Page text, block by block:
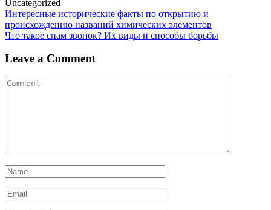
Uncategorized
Post
navigation
Интересные исторические факты по открытию и
происхождению названий химических элементов
Что такое спам звонок? Их виды и способы борьбы
Leave a Comment